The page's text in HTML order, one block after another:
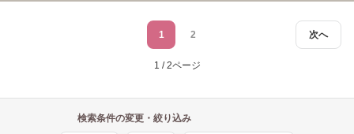
次へ
1 2
1 / 2ページ
検索条件の変更・絞り込み